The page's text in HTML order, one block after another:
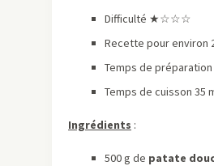
Difficulté ★☆☆☆
Recette pour environ
Temps de préparation
Temps de cuisson 35
Ingrédients :
500 g de patate